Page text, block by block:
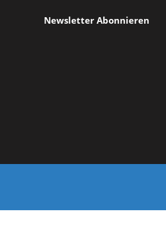
Newsletter Abonnieren